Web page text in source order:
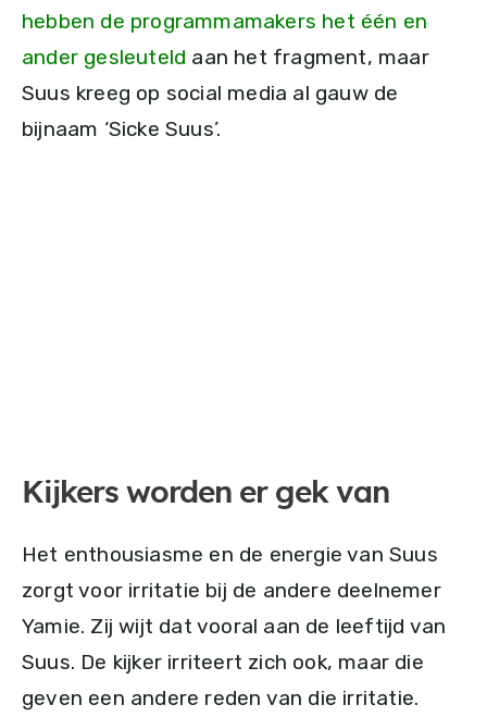
hebben de programmamakers het één en
ander gesleuteld aan het fragment, maar
Suus kreeg op social media al gauw de
bijnaam ‘Sicke Suus’.
Kijkers worden er gek van
Het enthousiasme en de energie van Suus
zorgt voor irritatie bij de andere deelnemer
Yamie. Zij wijt dat vooral aan de leeftijd van
Suus. De kijker irriteert zich ook, maar die
geven een andere reden van die irritatie.